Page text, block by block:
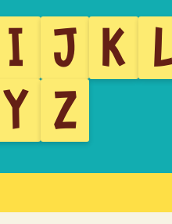
I J K
Y Z